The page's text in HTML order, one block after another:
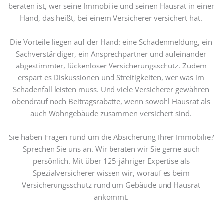
beraten ist, wer seine Immobilie und seinen Hausrat in einer
Hand, das heißt, bei einem Versicherer versichert hat.
Die Vorteile liegen auf der Hand: eine Schadenmeldung, ein
Sachverständiger, ein Ansprechpartner und aufeinander
abgestimmter, lückenloser Versicherungsschutz. Zudem
erspart es Diskussionen und Streitigkeiten, wer was im
Schadenfall leisten muss. Und viele Versicherer gewähren
obendrauf noch Beitragsrabatte, wenn sowohl Hausrat als
auch Wohngebäude zusammen versichert sind.
Sie haben Fragen rund um die Absicherung Ihrer Immobilie?
Sprechen Sie uns an. Wir beraten wir Sie gerne auch
persönlich. Mit über 125-jähriger Expertise als
Spezialversicherer wissen wir, worauf es beim
Versicherungsschutz rund um Gebäude und Hausrat
ankommt.